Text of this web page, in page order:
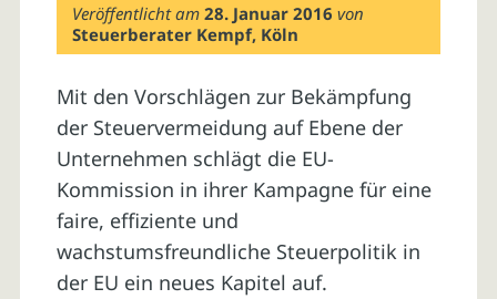
Veröffentlicht am28. Januar 2016 von
Steuerberater Kempf, Köln
Mit den Vorschlägen zur Bekämpfung
der Steuervermeidung auf Ebene der
Unternehmen schlägt die EU-
Kommission in ihrer Kampagne für eine
faire, effiziente und
wachstumsfreundliche Steuerpolitik in
der EU ein neues Kapitel auf.